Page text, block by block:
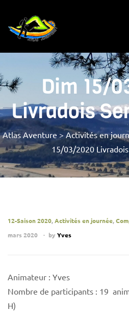
Dim 15/
Livradois
Atlas Aventure > Activités en
15/03/2020
12-Saison 2020,Activités en journée,
mars 2020
by Yves
Animateur : Yves
Nombre de participants : 19
H)